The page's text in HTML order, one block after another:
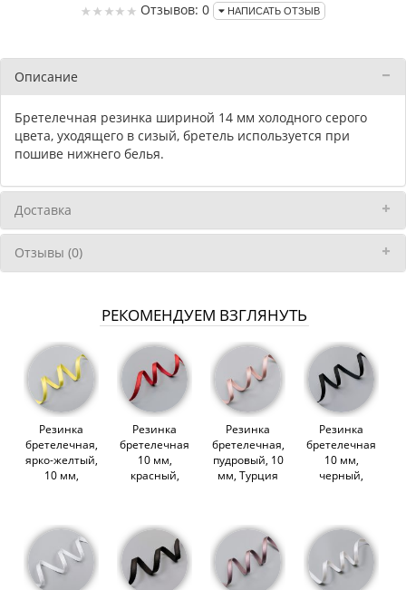
Отзывов: 0 НАПИСАТЬ ОТЗЫВ
Описание
Бретелечная резинка шириной 14 мм холодного серого
цвета, уходящего в сизый, бретель используется при
пошиве нижнего белья.
Доставка
Отзывы (0)
РЕКОМЕНДУЕМ ВЗГЛЯНУТЬ
Резинка
бретелечная,
ярко-желтый,
10 мм,
Резинка
бретелечная
10 мм,
красный,
Резинка
бретелечная,
пудровый, 10
мм, Турция
Резинка
бретелечная
10 мм,
черный,